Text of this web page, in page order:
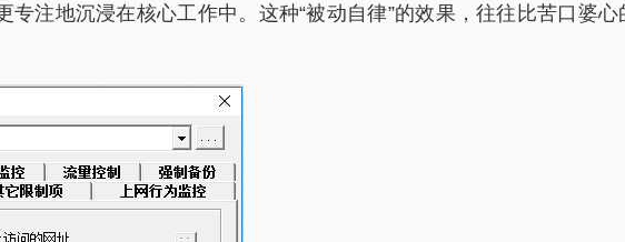
注地沉浸在核心工作中。这种“被动自律”的效果，往往比苦口婆